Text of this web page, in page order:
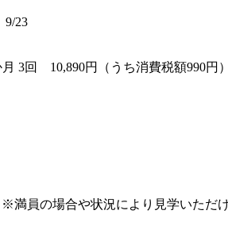
9/23
月 3回 10,890円（うち消費税額990円
員の場合や状況により見学いただ